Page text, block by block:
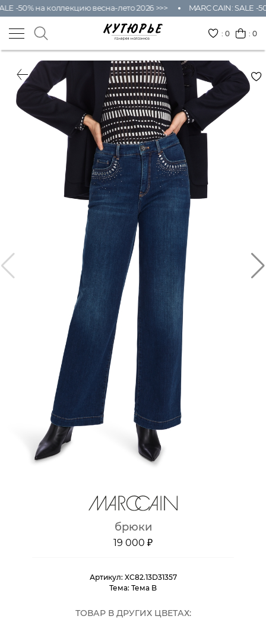
-50% на коллекцию весна-лето 2026 >>> MARC CAIN: SALE -
:0 : 0
брюки
19 000 ₽
Артикул: XC82.13D31357
Тема: Тема B
ТОВАР В ДРУГИХ ЦВЕТАХ: